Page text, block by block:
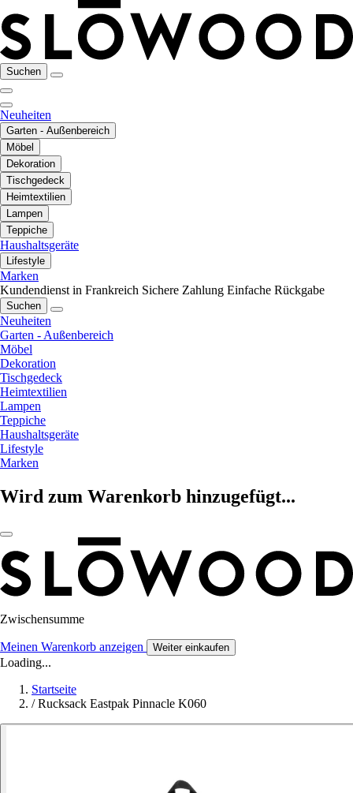
Suchen
Neuheiten
Garten - Außenbereich
Möbel
Dekoration
Tischgedeck
Heimtextilien
Lampen
Teppiche
Haushaltsgeräte
Lifestyle
Marken
Kundendienst in Frankreich Sichere Zahlung Einfache Rückgabe
Suchen
Neuheiten
Garten - Außenbereich
Möbel
Dekoration
Tischgedeck
Heimtextilien
Lampen
Teppiche
Haushaltsgeräte
Lifestyle
Marken
Wird zum Warenkorb hinzugefügt...
Zwischensumme
Meinen Warenkorb anzeigen Weiter einkaufen
Loading...
Startseite
/ Rucksack Eastpak Pinnacle K060